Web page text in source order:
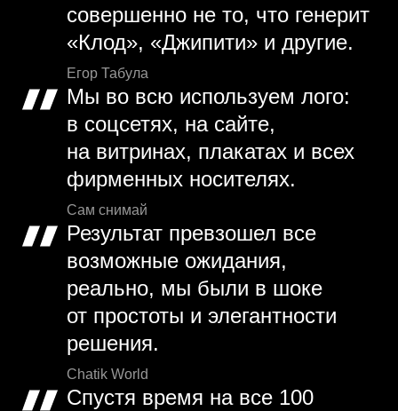
совершенно не то, что генерит
«Клод», «Джипити» и другие.
Егор Табула
Мы во всю используем лого:
в соцсетях, на сайте,
на витринах, плакатах и всех
фирменных носителях.
Сам снимай
Результат превзошел все
возможные ожидания,
реально, мы были в шоке
от простоты и элегантности
решения.
Chatik World
Спустя время на все 100